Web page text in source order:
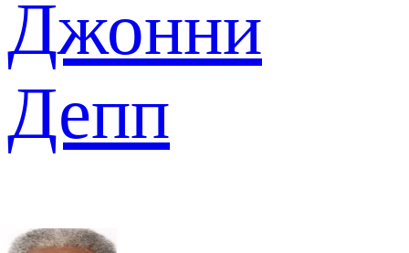
Джонни
Депп